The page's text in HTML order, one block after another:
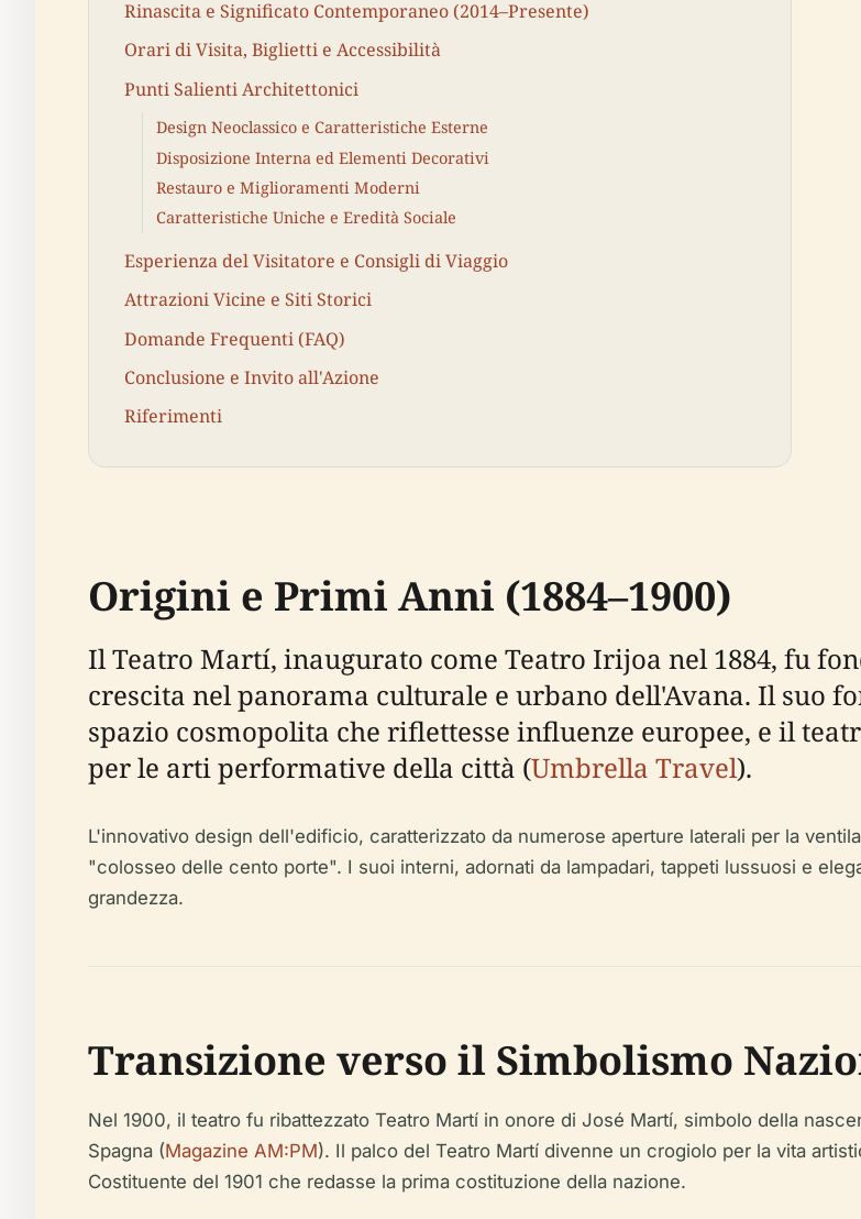
Rinascita e Significato Contemporaneo (2014–Presente)
Orari di Visita, Biglietti e Accessibilità
Punti Salienti Architettonici
Design Neoclassico e Caratteristiche Esterne
Disposizione Interna ed Elementi Decorativi
Restauro e Miglioramenti Moderni
Caratteristiche Uniche e Eredità Sociale
Esperienza del Visitatore e Consigli di Viaggio
Attrazioni Vicine e Siti Storici
Domande Frequenti (FAQ)
Conclusione e Invito all'Azione
Riferimenti
Origini e Primi Anni (1884–1900)
Il Teatro Martí, inaugurato come Teatro Irijoa nel 1884, fu
crescita nel panorama culturale e urbano dell'Avana. Il suo
spazio cosmopolita che riflettesse influenze europee, e il
per le arti performative della città (Umbrella Travel).
L'innovativo design dell'edificio, caratterizzato da numerose aperture laterali per la
"colosseo delle cento porte". I suoi interni, adornati da lampadari, tappeti lussuosi e
grandezza.
Transizione verso il Simbolismo
Nel 1900, il teatro fu ribattezzato Teatro Martí in onore di José Martí, simbolo della
Spagna (Magazine AM:PM). Il palco del Teatro Martí divenne un crogiolo per la vita
Costituente del 1901 che redasse la prima costituzione della nazione.